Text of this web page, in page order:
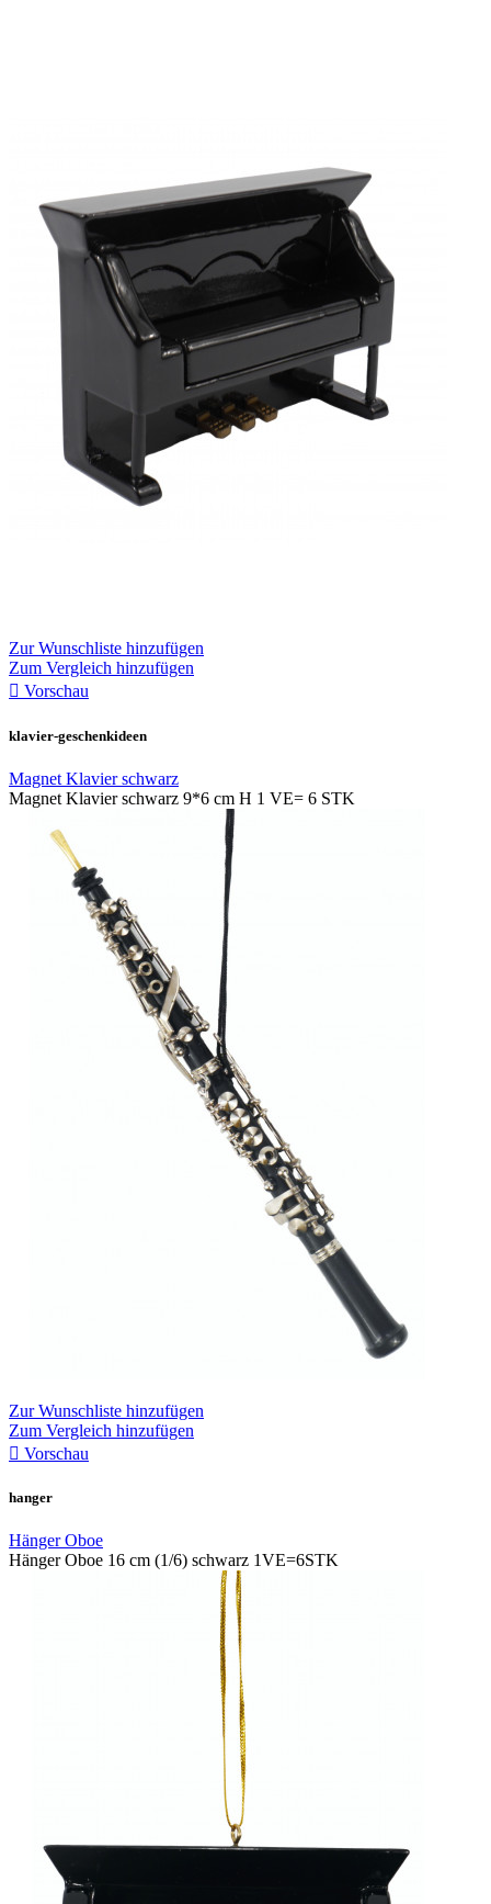
Zur Wunschliste hinzufügen
Zum Vergleich hinzufügen
 Vorschau
klavier-geschenkideen
Magnet Klavier schwarz
Magnet Klavier schwarz 9*6 cm H 1 VE= 6 STK
Zur Wunschliste hinzufügen
Zum Vergleich hinzufügen
 Vorschau
hanger
Hänger Oboe
Hänger Oboe 16 cm (1/6) schwarz 1VE=6STK